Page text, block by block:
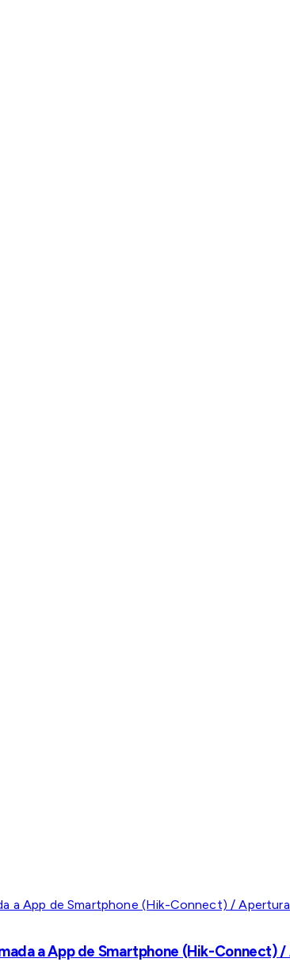
a App de Smartphone (Hik-Connect)